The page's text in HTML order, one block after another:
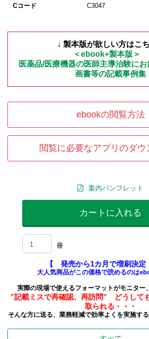
Cコード C3047
↓ 製本版が欲しい方はこ
＜ebook+製本版＞
医薬品/医療機器の医師主導治験に
画書等の記載事例集
ebookの閲覧方法
閲覧に必要なアプリのダウ
案内パンフレット
カートに入れる
冊
【 発売から1カ月で増刷決定
大人気商品がこの価格で読めるのは
実際の現場で使えるフォーマットがモニター
”記載ミスで再確認、再訪問” どうして
取られる・・・
そんな方に送る、業務軽減で効率よくを実施す